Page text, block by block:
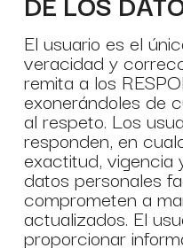
El usuario es el
veracidad y
remita a los
exonerándoles de
al respeto. Los
responden, en
exactitud, vigencia
datos personales
comprometen a
actualizados. El
proporcionar